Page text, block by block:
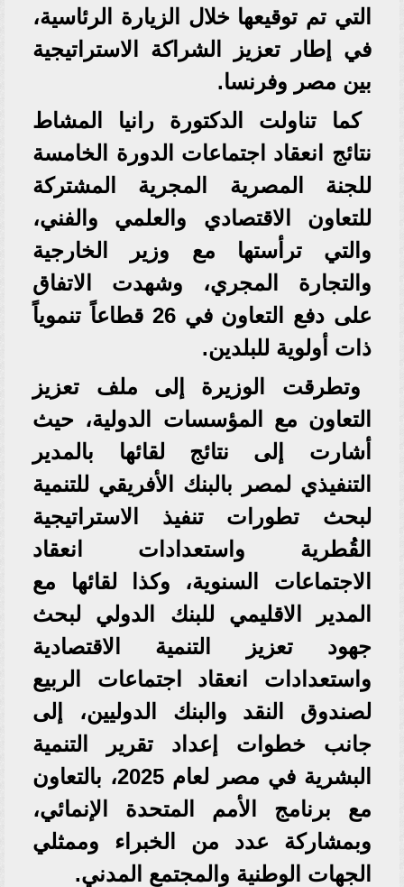
التي تم توقيعها خلال الزيارة الرئاسية،
في إطار تعزيز الشراكة الاستراتيجية
بين مصر وفرنسا.
كما تناولت الدكتورة رانيا المشاط
نتائج انعقاد اجتماعات الدورة الخامسة
للجنة المصرية المجرية المشتركة
للتعاون الاقتصادي والعلمي والفني،
والتي ترأستها مع وزير الخارجية
والتجارة المجري، وشهدت الاتفاق
على دفع التعاون في 26 قطاعاً تنموياً
ذات أولوية للبلدين.
وتطرقت الوزيرة إلى ملف تعزيز
التعاون مع المؤسسات الدولية، حيث
أشارت إلى نتائج لقائها بالمدير
التنفيذي لمصر بالبنك الأفريقي للتنمية
لبحث تطورات تنفيذ الاستراتيجية
القُطرية واستعدادات انعقاد
الاجتماعات السنوية، وكذا لقائها مع
المدير الاقليمي للبنك الدولي لبحث
جهود تعزيز التنمية الاقتصادية
واستعدادات انعقاد اجتماعات الربيع
لصندوق النقد والبنك الدوليين، إلى
جانب خطوات إعداد تقرير التنمية
البشرية في مصر لعام 2025، بالتعاون
مع برنامج الأمم المتحدة الإنمائي،
وبمشاركة عدد من الخبراء وممثلي
الجهات الوطنية والمجتمع المدني.